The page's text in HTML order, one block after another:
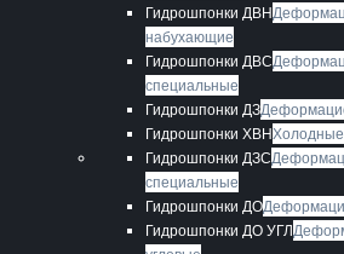
Гидрошпонки ДВН
набухающие
Гидрошпонки ДВС
специальные
Гидрошпонки ДЗ
Гидрошпонки ХВН
Гидрошпонки ДЗС
специальные
Гидрошпонки ДО
Гидрошпонки ДО УГЛ